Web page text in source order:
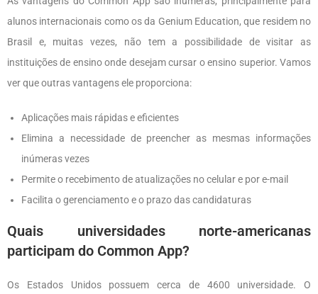
alunos internacionais como os da Genium Education, que residem no
Brasil e, muitas vezes, não tem a possibilidade de visitar as
instituições de ensino onde desejam cursar o ensino superior. Vamos
ver que outras vantagens ele proporciona:
Aplicações mais rápidas e eficientes
Elimina a necessidade de preencher as mesmas informações
inúmeras vezes
Permite o recebimento de atualizações no celular e por e-mail
Facilita o gerenciamento e o prazo das candidaturas
Quais universidades norte-americanas
participam do Common App?
Os Estados Unidos possuem cerca de 4600 universidade. O